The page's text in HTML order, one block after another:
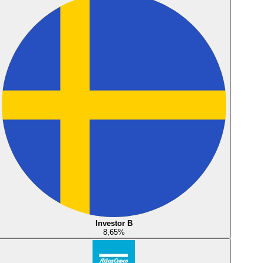
Investor B
8,65%